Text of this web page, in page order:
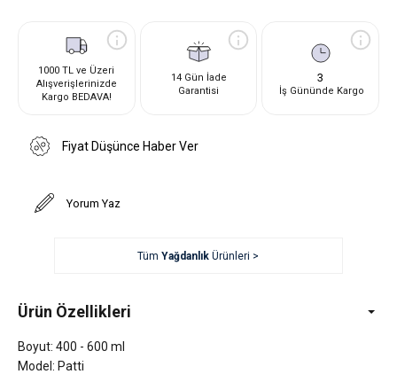
1000 TL ve Üzeri
Alışverişlerinizde
Kargo BEDAVA!
14 Gün İade
Garantisi
3
İş Gününde Kargo
Fiyat Düşünce Haber Ver
Yorum Yaz
TümYağdanlık Ürünleri >
Ürün Özellikleri
Boyut: 400 - 600 ml
Model: Patti